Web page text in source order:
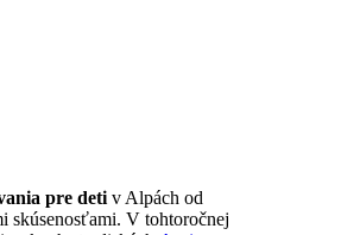
pre deti v Alpách od
skúsenosťami. V tohtoročnej